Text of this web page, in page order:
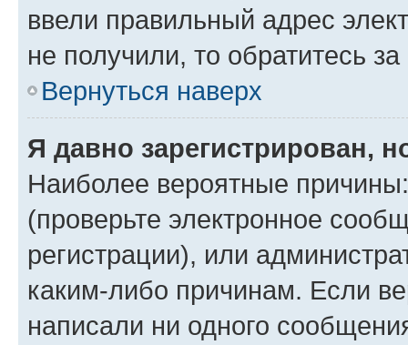
ввели правильный адрес
не получили, то обратитесь
Вернуться наверх
Я давно зарегистрирован,
Наиболее вероятные
(проверьте электронное
регистрации), или
каким-либо причинам. Если
написали ни одного